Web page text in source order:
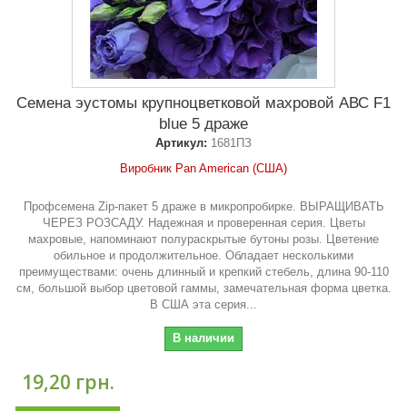
Семена эустомы крупноцветковой махровой АВС F1
blue 5 драже
Артикул: 1681ПЗ
Виробник Pan American (США)
Профсемена Zip-пакет 5 драже в микропробирке. ВЫРАЩИВАТЬ
ЧЕРЕЗ РОЗСАДУ. Надежная и проверенная серия. Цветы
махровые, напоминают полураскрытые бутоны розы. Цветение
обильное и продолжительное. Обладает несколькими
преимуществами: очень длинный и крепкий стебель, длина 90-110
см, большой выбор цветовой гаммы, замечательная форма цветка.
В США эта серия...
В наличии
19,20 грн.